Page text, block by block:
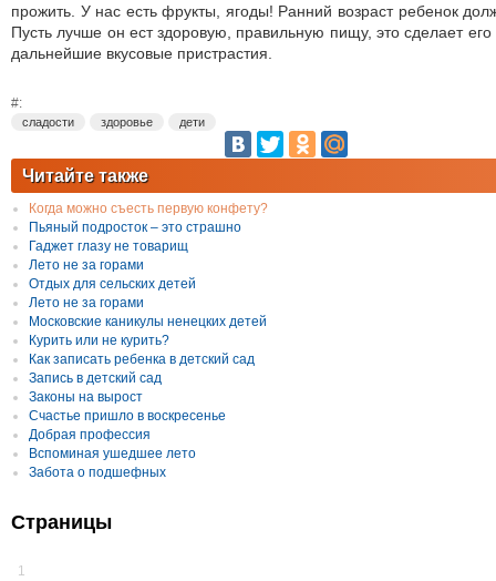
прожить. У нас есть фрукты, ягоды! Ранний возраст ребенок
Пусть лучше он ест здоровую, правильную пищу, это сделает
дальнейшие вкусовые пристрастия.
#:
сладости здоровье дети
Читайте также
Когда можно съесть первую конфету?
Пьяный подросток – это страшно
Гаджет глазу не товарищ
Лето не за горами
Отдых для сельских детей
Лето не за горами
Московские каникулы ненецких детей
Курить или не курить?
Как записать ребенка в детский сад
Запись в детский сад
Законы на вырост
Счастье пришло в воскресенье
Добрая профессия
Вспоминая ушедшее лето
Забота о подшефных
Страницы
1